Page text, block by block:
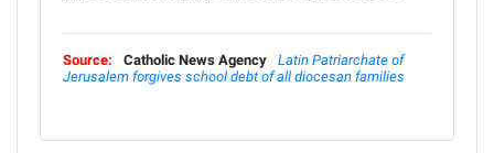
Source: Catholic News Agency
Latin Patriarchate of
Jerusalem forgives school debt of all diocesan families